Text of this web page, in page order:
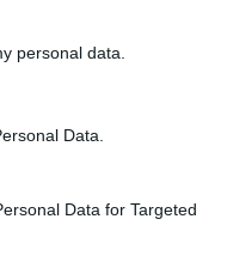
personal data.
Data.
Data for Targeted